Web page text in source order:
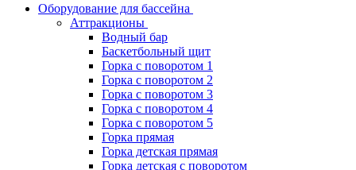
Оборудование для бассейна
Аттракционы
Водный бар
Баскетбольный щит
Горка с поворотом 1
Горка с поворотом 2
Горка с поворотом 3
Горка с поворотом 4
Горка с поворотом 5
Горка прямая
Горка детская прямая
Горка детская с поворотом